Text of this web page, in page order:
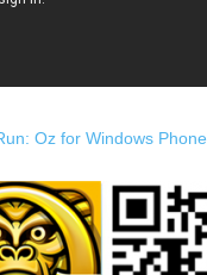
Oz for Windows Phone